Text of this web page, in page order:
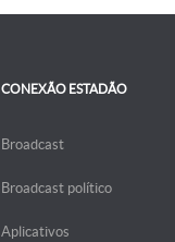
CONEXÃO ESTADÃO
Broadcast
Broadcast político
Aplicativos